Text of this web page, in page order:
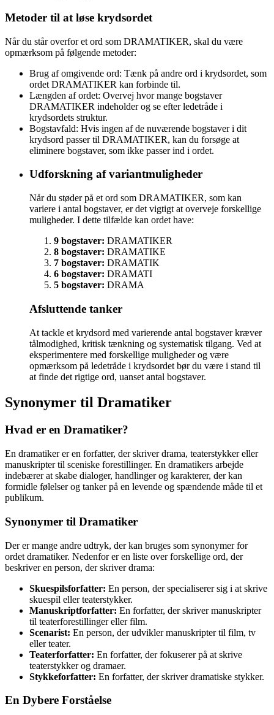
Metoder til at løse krydsordet
Når du står overfor et ord som DRAMATIKER, skal du være
opmærksom på følgende metoder:
Brug af omgivende ord: Tænk på andre ord i krydsordet, som
ordet DRAMATIKER kan forbinde til.
Længden af ordet: Overvej hvor mange bogstaver
DRAMATIKER indeholder og se efter ledetråde i
krydsordets struktur.
Bogstavfald: Hvis ingen af de nuværende bogstaver i dit
krydsord passer til DRAMATIKER, kan du forsøge at
eliminere bogstaver, som ikke passer ind i ordet.
Udforskning af variantmuligheder
Når du støder på et ord som DRAMATIKER, som kan
variere i antal bogstaver, er det vigtigt at overveje forskellige
muligheder. I dette tilfælde kan ordet have:
9 bogstaver: DRAMATIKER
8 bogstaver: DRAMATIKE
7 bogstaver: DRAMATIK
6 bogstaver: DRAMATI
5 bogstaver: DRAMA
Afsluttende tanker
At tackle et krydsord med varierende antal bogstaver kræver
tålmodighed, kritisk tænkning og systematisk tilgang. Ved at
eksperimentere med forskellige muligheder og være
opmærksom på ledetråde i krydsordet bør du være i stand til
at finde det rigtige ord, uanset antal bogstaver.
Synonymer til Dramatiker
Hvad er en Dramatiker?
En dramatiker er en forfatter, der skriver drama, teaterstykker eller
manuskripter til sceniske forestillinger. En dramatikers arbejde
indebærer at skabe dialoger, handlinger og karakterer, der kan
formidle følelser og tanker på en levende og spændende måde til et
publikum.
Synonymer til Dramatiker
Der er mange andre udtryk, der kan bruges som synonymer for
ordet dramatiker. Nedenfor er en liste over forskellige ord, der
beskriver en person, der skriver drama:
Skuespilsforfatter: En person, der specialiserer sig i at skrive
skuespil eller teaterstykker.
Manuskriptforfatter: En forfatter, der skriver manuskripter
til teaterforestillinger eller film.
Scenarist: En person, der udvikler manuskripter til film, tv
eller teater.
Teaterforfatter: En forfatter, der fokuserer på at skrive
teaterstykker og dramaer.
Stykkeforfatter: En forfatter, der skriver dramatiske stykker.
En Dybere Forståelse